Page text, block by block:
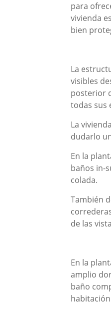
para
vivienda
bien
La
visibles
posterior
todas sus
La
dudarlo
En la
baños in-
colada.
También
de las
En la
amplio
baño